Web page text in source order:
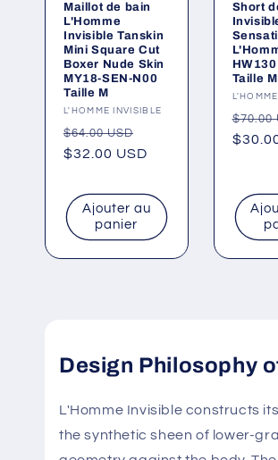
Maillot de bain
L'Homme
Invisible Tanskin
Mini Square Cut
Boxer Nude Skin
MY18-SEN-N00
Taille M
Fournisseur :
L'HOMME INVISIBLE
Prix
habituel
$64.00 USD
promotionnel
$32.00 USD
Ajouter au
panier
Short
Taille M
Prix
$70.00
Design Philosophy
L'Homme Invisible constructs
the synthetic sheen of lower-